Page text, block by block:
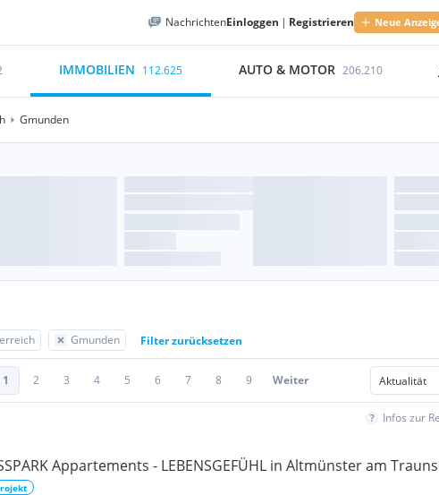
NachrichtenEinloggen | Registrieren Neue
IMMOBILIEN 112.625 AUTO & MOTOR 206.210
Gmunden
Gmunden Filter zurücksetzen
1 2 3 4 5 6 7 8 9 Weiter
Infos zur
Appartements - LEBENSGEFÜHL in Altmünster am